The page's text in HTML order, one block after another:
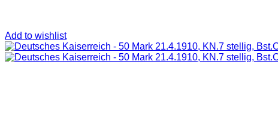
Add to wishlist